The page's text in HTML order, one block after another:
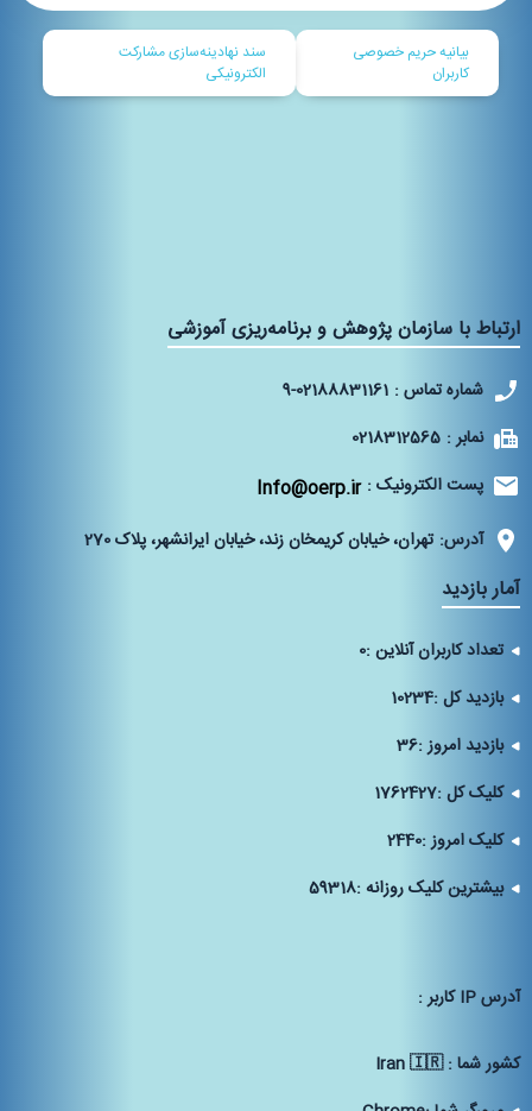
بیانیه حریم خصوصی
کاربران
سند نهادينه‌سازی مشاركت
الكترونيكی
ارتباط با سازمان پژوهش و برنامه‌ریزی آموزشی
شماره تماس : 9-02188831161
نمابر : 0218312565
پست الکترونیک : Info@oerp.ir
آدرس: تهران، خیابان کریمخان زند، خیابان ایرانشهر، پلاک 270‌
آمار بازدید
تعداد کاربران آنلاین :0
بازدید کل :10234
بازدید امروز :36
کلیک کل :1762427
کلیک امروز :2440
بیشترین کلیک روزانه :59318
آدرس IP كاربر :
كشور شما :Iran 🇮🇷